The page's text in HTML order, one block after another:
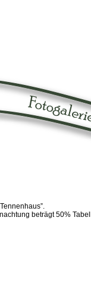
beträgt 50%